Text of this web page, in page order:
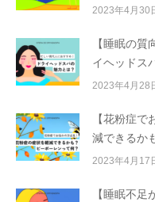
2023年4月30
【睡眠の
イヘッドス
2023年4月28
【花粉症
減できるか
2023年4月17
【睡眠不足